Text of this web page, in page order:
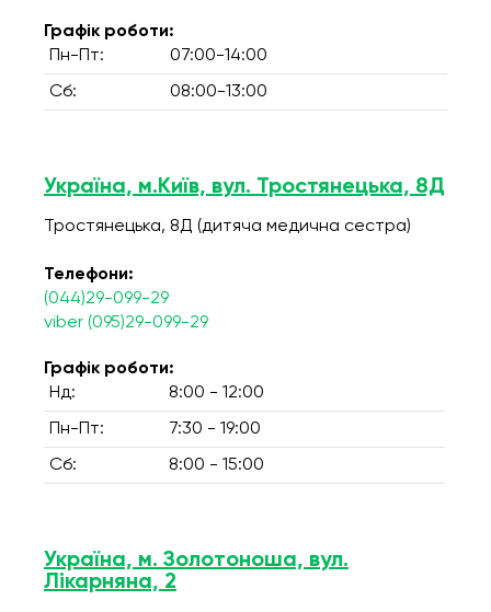
Графік роботи:
Пн-Пт:
07:00-14:00
Сб: 08:00-13:00
Україна, м.Київ, вул. Тростянецька, 8Д
Тростянецька, 8Д (дитяча медична сестра)
Телефони:
(044)29-099-29
viber (095)29-099-29
Графік роботи:
Нд:
8:00 - 12:00
Пн-Пт: 7:30 - 19:00
Сб: 8:00 - 15:00
Україна, м. Золотоноша, вул.
Лікарняна, 2